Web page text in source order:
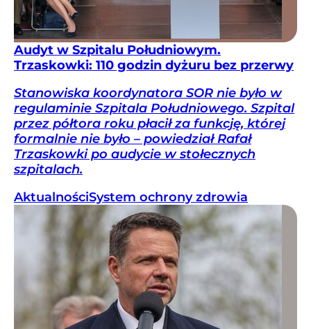
Audyt w Szpitalu Południowym.
Trzaskowki: 110 godzin dyżuru bez przerwy
Stanowiska koordynatora SOR nie było w
regulaminie Szpitala Południowego. Szpital
przez półtora roku płacił za funkcję, której
formalnie nie było – powiedział Rafał
Trzaskowki po audycie w stołecznych
szpitalach.
AktualnościSystem ochrony zdrowia